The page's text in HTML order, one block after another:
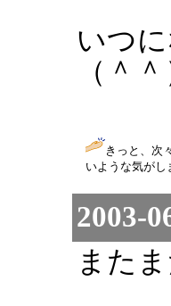
いつ
（＾＾
きっと、次
いような気がし
2003-
また